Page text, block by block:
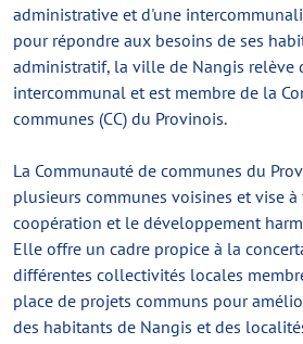
administrative et d'une
pour répondre aux besoins de ses
administratif, la ville de Nangis relève
intercommunal et est membre de la
communes (CC) du Provinois.
La Communauté de communes du
plusieurs communes voisines et vise à
coopération et le développement
Elle offre un cadre propice à la
différentes collectivités locales
place de projets communs pour
des habitants de Nangis et des